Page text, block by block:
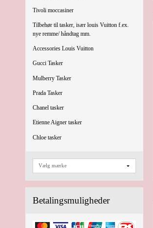
Tivoli moccasiner
Tilbehør til tasker, især louis Vuitton f.ex.
nye remme/ håndtag mm.
Accessories Louis Vuitton
Gucci Tasker
Mulberry Tasker
Prada Tasker
Chanel tasker
Etienne Aigner tasker
Chloe tasker
Betalingsmuligheder